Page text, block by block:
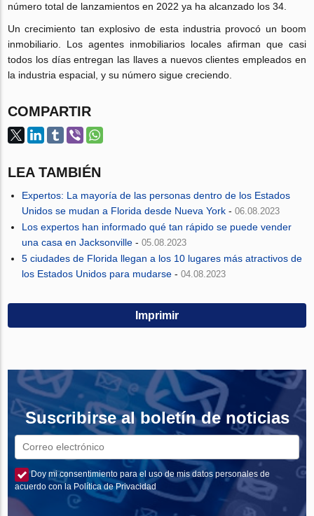
número total de lanzamientos en 2022 ya ha alcanzado los 34.
Un crecimiento tan explosivo de esta industria provocó un boom
inmobiliario. Los agentes inmobiliarios locales afirman que casi
todos los días entregan las llaves a nuevos clientes empleados en
la industria espacial, y su número sigue creciendo.
COMPARTIR
LEA TAMBIÉN
Expertos: La mayoría de las personas dentro de los Estados
Unidos se mudan a Florida desde Nueva York -06.08.2023
Los expertos han informado qué tan rápido se puede vender
una casa en Jacksonville -05.08.2023
5 ciudades de Florida llegan a los 10 lugares más atractivos de
los Estados Unidos para mudarse -04.08.2023
Imprimir
Suscribirse al boletín de noticias
Doy mi consentimiento para el uso de mis datos personales de
acuerdo con la Política de Privacidad